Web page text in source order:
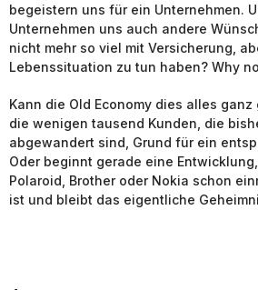
begeistern uns für ein Unternehmen.
Unternehmen uns auch andere
nicht mehr so viel mit Versicherung,
Lebenssituation zu tun haben? Why
Kann die Old Economy dies alles
die wenigen tausend Kunden, die
abgewandert sind, Grund für ein
Oder beginnt gerade eine
Polaroid, Brother oder Nokia schon
ist und bleibt das eigentliche